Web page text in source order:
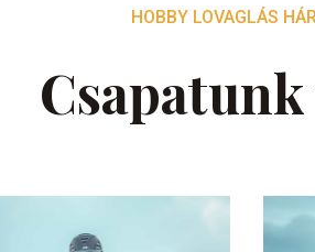
HOBBY LOVAGLÁS